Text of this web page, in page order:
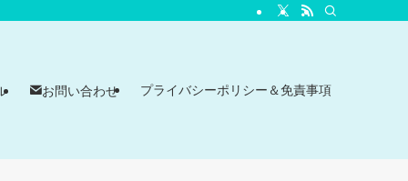
お問い合わせ プライバシーポリシー＆免責事項